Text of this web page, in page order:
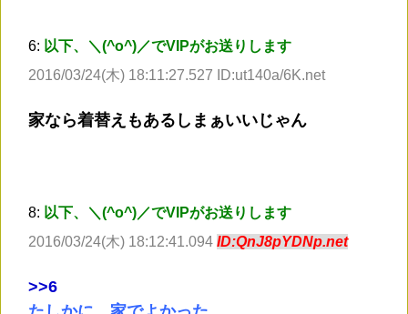
6: 以下、＼(^o^)／でVIPがお送りします
2016/03/24(木) 18:11:27.527 ID:ut140a/6K.net
家なら着替えもあるしまぁいいじゃん
8: 以下、＼(^o^)／でVIPがお送りします
2016/03/24(木) 18:12:41.094 ID:QnJ8pYDNp.net
>>6